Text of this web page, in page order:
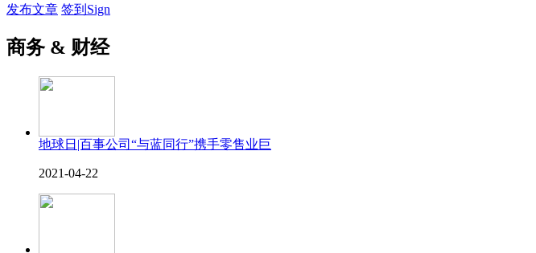
发布文章 签到Sign
商务 & 财经
地球日|百事公司“与蓝同行”携手零售业巨
2021-04-22